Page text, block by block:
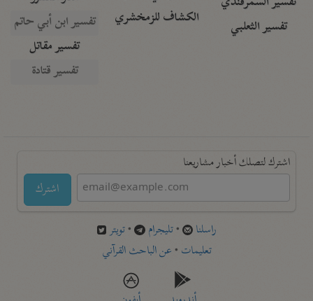
تفسير الثعلبي
الكشاف للزمخشري
تفسير ابن أبي حاتم
تفسير مقاتل
تفسير قتادة
اشترك لتصلك أخبار مشاريعنا
اشترك
راسلنا •تليجرام •تويتر
تعليمات •عن الباحث القرآني